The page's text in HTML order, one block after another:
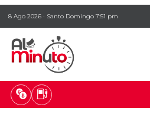
8 Ago 2026 · Santo Domingo 7:51 pm